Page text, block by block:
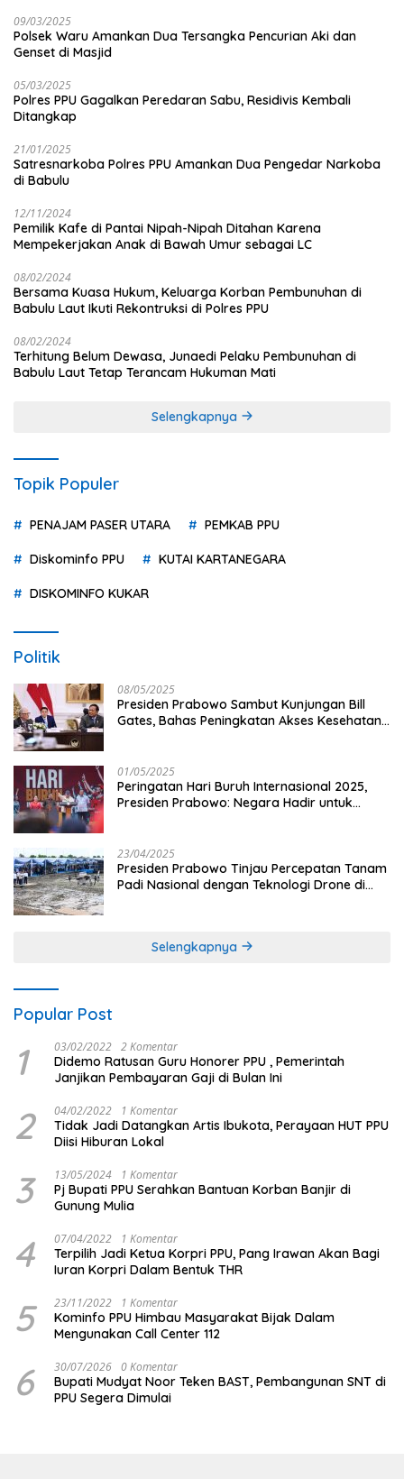
09/03/2025
Polsek Waru Amankan Dua Tersangka Pencurian Aki dan
Genset di Masjid
05/03/2025
Polres PPU Gagalkan Peredaran Sabu, Residivis Kembali
Ditangkap
21/01/2025
Satresnarkoba Polres PPU Amankan Dua Pengedar Narkoba
di Babulu
12/11/2024
Pemilik Kafe di Pantai Nipah-Nipah Ditahan Karena
Mempekerjakan Anak di Bawah Umur sebagai LC
08/02/2024
Bersama Kuasa Hukum, Keluarga Korban Pembunuhan di
Babulu Laut Ikuti Rekontruksi di Polres PPU
08/02/2024
Terhitung Belum Dewasa, Junaedi Pelaku Pembunuhan di
Babulu Laut Tetap Terancam Hukuman Mati
Selengkapnya
Topik Populer
PENAJAM PASER UTARA PEMKAB PPU
Diskominfo PPU KUTAI KARTANEGARA
DISKOMINFO KUKAR
Politik
08/05/2025
Presiden Prabowo Sambut Kunjungan Bill
Gates, Bahas Peningkatan Akses Kesehatan
01/05/2025
Peringatan Hari Buruh Internasional 2025,
Presiden Prabowo: Negara Hadir untuk
23/04/2025
Presiden Prabowo Tinjau Percepatan Tanam
Padi Nasional dengan Teknologi Drone di
Selengkapnya
Popular Post
1 03/02/2022 2 Komentar
Didemo Ratusan Guru Honorer PPU , Pemerintah
Janjikan Pembayaran Gaji di Bulan Ini
2 04/02/2022 1 Komentar
Tidak Jadi Datangkan Artis Ibukota, Perayaan HUT PPU
Diisi Hiburan Lokal
3 13/05/2024 1 Komentar
Pj Bupati PPU Serahkan Bantuan Korban Banjir di
Gunung Mulia
4 07/04/2022 1 Komentar
Terpilih Jadi Ketua Korpri PPU, Pang Irawan Akan Bagi
Iuran Korpri Dalam Bentuk THR
5 23/11/2022 1 Komentar
Kominfo PPU Himbau Masyarakat Bijak Dalam
Mengunakan Call Center 112
6 30/07/2026 0 Komentar
Bupati Mudyat Noor Teken BAST, Pembangunan SNT di
PPU Segera Dimulai